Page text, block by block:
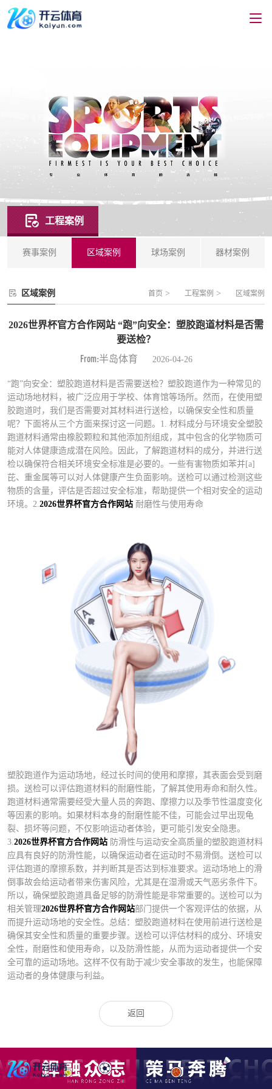
工程案例
赛事案例 区域案例 球场案例 器材案例
区域案例 首页 > 工程案例 > 区域案例
2026世界杯官方合作网站 “跑”向安全：塑胶跑道材料是否需
要送检？
From:半岛体育 2026-04-26
“跑”向安全：塑胶跑道材料是否需要送检？塑胶跑道作为一种常见的
运动场地材料，被广泛应用于学校、体育馆等场所。然而，在使用塑
胶跑道时，我们是否需要对其材料进行送检，以确保安全性和质量
呢？下面将从三个方面来探讨这一问题。1. 材料成分与环境安全塑胶
跑道材料通常由橡胶颗粒和其他添加剂组成，其中包含的化学物质可
能对人体健康造成潜在风险。因此，了解跑道材料的成分，并进行送
检以确保符合相关环境安全标准是必要的。一些有害物质如苯并[a]
芘、重金属等可以对人体健康产生负面影响。送检可以通过检测这些
物质的含量，评估是否超过安全标准，帮助提供一个相对安全的运动
环境。2. 2026世界杯官方合作网站 耐磨性与使用寿命
塑胶跑道作为运动场地，经过长时间的使用和摩擦，其表面会受到磨
损。送检可以评估跑道材料的耐磨性能，了解其使用寿命和耐久性。
跑道材料通常需要经受大量人员的奔跑、摩擦力以及季节性温度变化
等因素的影响。如果材料本身的耐磨性能不佳，可能会过早出现龟
裂、损坏等问题，不仅影响运动者体验，更可能引发安全隐患。
3. 2026世界杯官方合作网站 防滑性与运动安全高质量的塑胶跑道材料
应具有良好的防滑性能，以确保运动者在运动时不易滑倒。送检可以
评估跑道的摩擦系数，并判断其是否达到标准要求。运动场地上的滑
倒事故会给运动者带来伤害风险，尤其是在湿滑或天气恶劣条件下。
所以，确保塑胶跑道具备足够的防滑性能是非常重要的。送检可以为
相关管理2026世界杯官方合作网站部门提供一个客观评估的依据，从
而提升运动场地的安全性。总结：塑胶跑道材料在使用前进行送检是
确保其安全性和质量的重要步骤。送检可以评估材料的成分、环境安
全性，耐磨性和使用寿命，以及防滑性能，从而为运动者提供一个安
全可靠的运动场地。这样不仅有助于减少安全事故的发生，也能保障
运动者的身体健康与利益。
返回